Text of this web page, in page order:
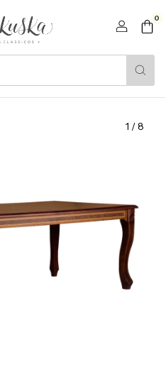
0
1 /8